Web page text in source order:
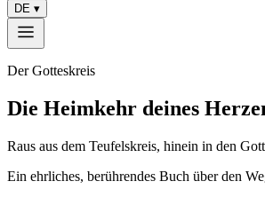
DE ▾
Der Gotteskreis
Die Heimkehr deines
Raus aus dem Teufelskreis, hinein in den
Ein ehrliches, berührendes Buch über den